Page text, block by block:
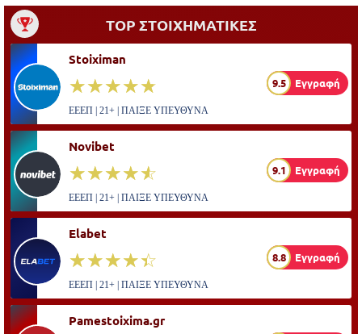
TOP ΣΤΟΙΧΗΜΑΤΙΚΕΣ
Stoiximan
☆☆☆☆☆
★★★★★ 9.5 Εγγραφή
ΕΕΕΠ | 21+ | ΠΑΙΞΕ ΥΠΕΥΘΥΝΑ
Novibet
☆☆☆☆☆
★★★★★ 9.1 Εγγραφή
ΕΕΕΠ | 21+ | ΠΑΙΞΕ ΥΠΕΥΘΥΝΑ
Elabet
☆☆☆☆☆
★★★★★ 8.8 Εγγραφή
ΕΕΕΠ | 21+ | ΠΑΙΞΕ ΥΠΕΥΘΥΝΑ
Pamestoixima.gr